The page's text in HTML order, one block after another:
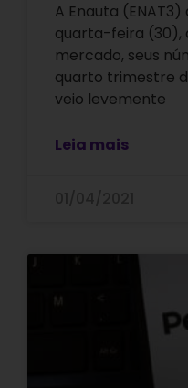
A Enauta
quarta-feira (30),
mercado, seus
quarto trimestre
veio levemente
Leia mais